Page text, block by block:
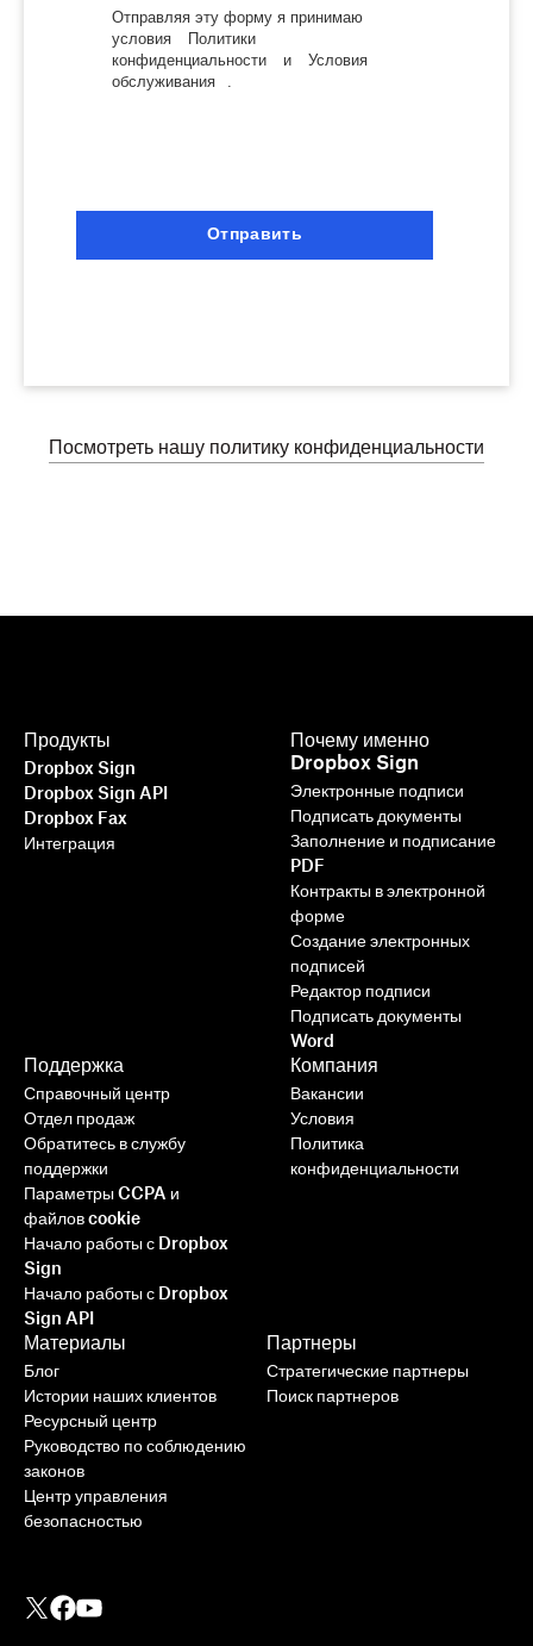
Отправляя эту форму я принимаю
условия
Политики
конфиденциальности
и
Условия
обслуживания
Отправить
Посмотреть нашу политику конфиденциальности
Быстрее, умнее, безопаснее: как
Dropbox Sign помогает ускорить
бизнес-процессы в 2025 году
Подробнее
руководство
Продукты
Dropbox Sign
Dropbox Sign API
Dropbox Fax
Интеграция
Почему именно
Dropbox Sign
Электронные подписи
Подписать документы
Заполнение и подписание
PDF
Контракты в электронной
форме
Создание электронных
подписей
Редактор подписи
Подписать документы
Word
Поддержка
Справочный центр
Отдел продаж
Обратитесь в службу
поддержки
Параметры CCPA и
файлов cookie
Начало работы с Dropbox
Sign
Начало работы с Dropbox
Sign API
Материалы
Блог
Истории наших клиентов
Ресурсный центр
Руководство по соблюдению
законов
Центр управления
безопасностью
Партнеры
Стратегические партнеры
Поиск партнеров
Компания
Вакансии
Условия
Политика
конфиденциальности